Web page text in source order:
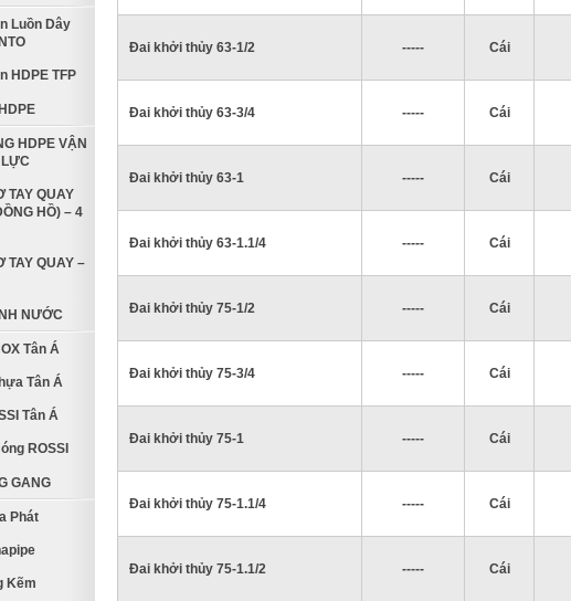
Đai khởi thủy 63-1/2 ----- Cái
Đai khởi thủy 63-3/4 ----- Cái
Đai khởi thủy 63-1 ----- Cái
Đai khởi thủy 63-1.1/4 ----- Cái
Đai khởi thủy 75-1/2 ----- Cái
Đai khởi thủy 75-3/4 ----- Cái
Đai khởi thủy 75-1 ----- Cái
Đai khởi thủy 75-1.1/4 ----- Cái
Đai khởi thủy 75-1.1/2 ----- Cái
Luồn Dây
HDPE TFP
HDPE VẬN
TAY QUAY
HỒ) – 4
TAY QUAY –
NƯỚC
Tân Á
Tân Á
Tân Á
ROSSI
GANG
Phát
Kẽm